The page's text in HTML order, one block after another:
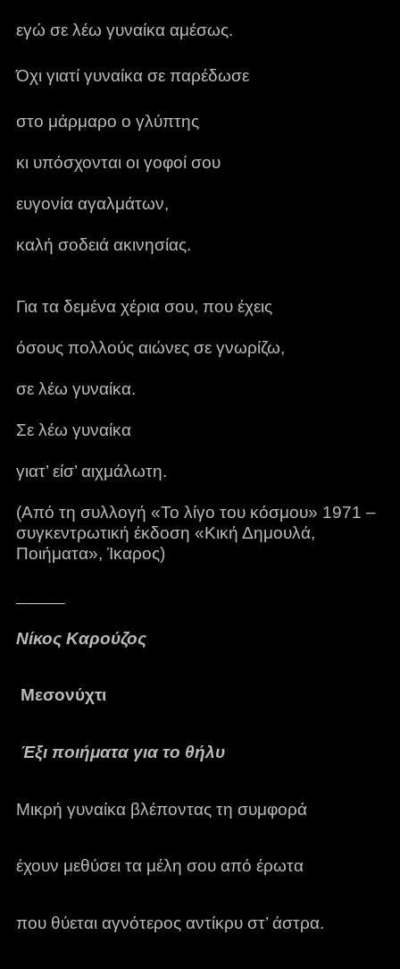
εγώ σε λέω γυναίκα αμέσως.
Όχι γιατί γυναίκα σε παρέδωσε
στο μάρμαρο ο γλύπτης
κι υπόσχονται οι γοφοί σου
ευγονία αγαλμάτων,
καλή σοδειά ακινησίας.
Για τα δεμένα χέρια σου, που έχεις
όσους πολλούς αιώνες σε γνωρίζω,
σε λέω γυναίκα.
Σε λέω γυναίκα
γιατ’ είσ’ αιχμάλωτη.
(Από τη συλλογή «Το λίγο του κόσμου» 1971 –
συγκεντρωτική έκδοση «Κική Δημουλά,
Ποιήματα», Ίκαρος)
Νίκος Καρούζος
Μεσονύχτι
Έξι ποιήματα για το θήλυ
Μικρή γυναίκα βλέποντας τη συμφορά
έχουν μεθύσει τα μέλη σου από έρωτα
που θύεται αγνότερος αντίκρυ στ’ άστρα.